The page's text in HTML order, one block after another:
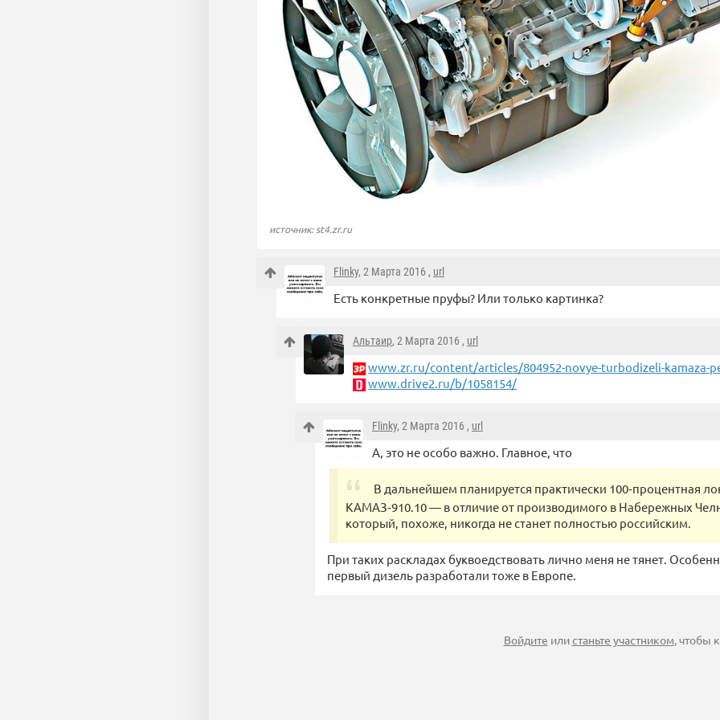
источник: st4.zr.ru
Flinky, 2 Марта 2016 , url
Есть конкретные пруфы? Или только картинка?
Альтаир, 2 Марта 2016 , url
www.zr.ru/content/articles/804952-novye-turbodizeli-kamaza-
www.drive2.ru/b/1058154/
Flinky, 2 Марта 2016 , url
А, это не особо важно. Главное, что
В дальнейшем планируется практически 100‑процентная
КАМАЗ‑910.10 — в отличие от производимого в Набережных
который, похоже, никогда не станет полностью российским.
При таких раскладах буквоедствовать лично меня не тянет.
первый дизель разработали тоже в Европе.
Войдите илистаньте участником, чтобы